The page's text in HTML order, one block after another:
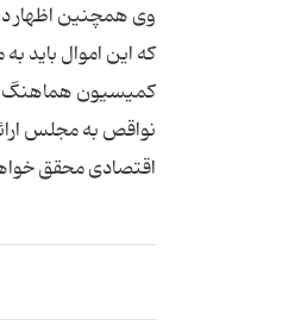
وی همچنین اظهار
که این اموال باید
نواقص به مجلس
اقتصادی محقق